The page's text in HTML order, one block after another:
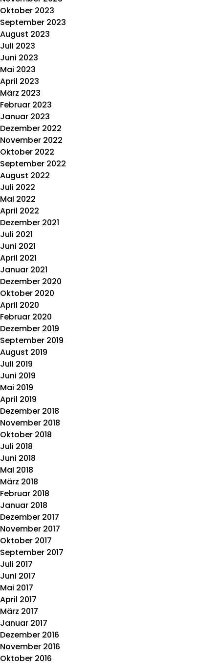
Oktober 2023
September 2023
August 2023
Juli 2023
Juni 2023
Mai 2023
April 2023
März 2023
Februar 2023
Januar 2023
Dezember 2022
November 2022
Oktober 2022
September 2022
August 2022
Juli 2022
Mai 2022
April 2022
Dezember 2021
Juli 2021
Juni 2021
April 2021
Januar 2021
Dezember 2020
Oktober 2020
April 2020
Februar 2020
Dezember 2019
September 2019
August 2019
Juli 2019
Juni 2019
Mai 2019
April 2019
Dezember 2018
November 2018
Oktober 2018
Juli 2018
Juni 2018
Mai 2018
März 2018
Februar 2018
Januar 2018
Dezember 2017
November 2017
Oktober 2017
September 2017
Juli 2017
Juni 2017
Mai 2017
April 2017
März 2017
Januar 2017
Dezember 2016
November 2016
Oktober 2016